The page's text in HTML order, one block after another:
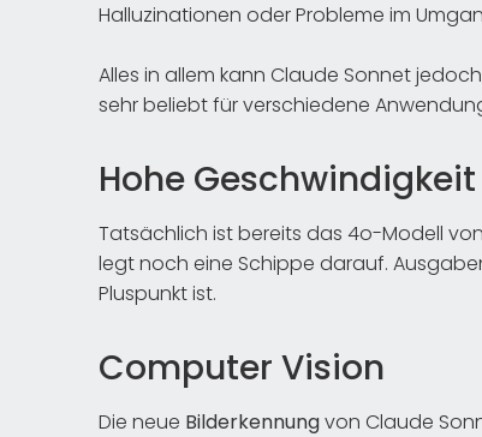
Halluzinationen oder Probleme im
Alles in allem kann Claude Sonnet
sehr beliebt für verschiedene
Hohe Geschwindigkeit
Tatsächlich ist bereits das 4o-Modell
legt noch eine Schippe darauf.
Pluspunkt ist.
Computer Vision
Die neue Bilderkennungvon Claude